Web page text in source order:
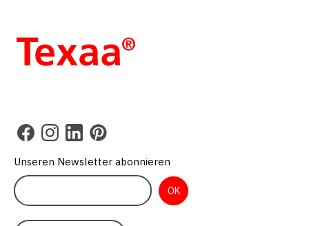
Unseren Newsletter abonnieren